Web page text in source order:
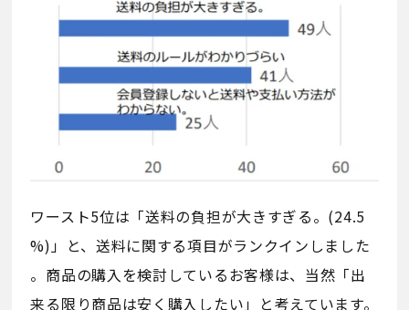
ワースト5位は「送料の負担が大きすぎる。(24.5
%)」と、送料に関する項目がランクインしました
。商品の購入を検討しているお客様は、当然「出
来る限り商品は安く購入したい」と考えています。